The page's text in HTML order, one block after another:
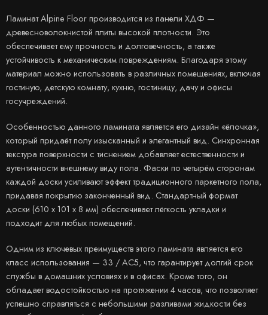
Ламинат Alpine Floor производится из панели ХДФ —
древесноволокнистой плиты высокой плотности. Это
обеспечивает ему прочность и долговечность, а также
устойчивость к механическим повреждениям. Благодаря этому
материал можно использовать в различных помещениях, включая
гостиную, детскую комнату, кухню, гостиницу, дачу и офисы
госучреждений.
Особенностью данного ламината является его дизайн «ёлочка»,
который придаёт полу изысканный и элегантный вид. Синхронная
текстура поверхности с тиснением добавляет естественности и
аутентичности внешнему виду пола. Фаски по четырём сторонам
каждой доски усиливают эффект традиционного паркетного пола,
придавая покрытию законченный вид. Стандартный формат
доски (610 х 101 х 8 мм) обеспечивает лёгкость укладки и
подходит для любых помещений.
Одним из ключевых преимуществ этого ламината является его
класс использования — 33 / АС5, что гарантирует долгий срок
службы в домашних условиях и в офисах. Кроме того, он
обладает водостойкостью на протяжении 4 часов, что позволяет
успешно справляться с небольшими разливами жидкости без